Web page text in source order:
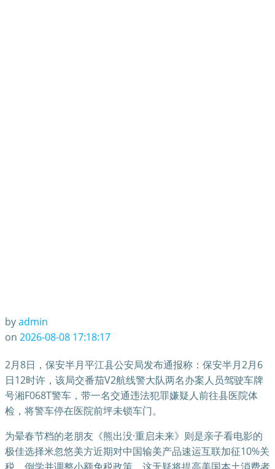
byadmin
on 2026-08-08 17:18:17
2月8日，保安半月平江县公安局发布通报称：保安半月2月6
日12时许，该局交番茄V2航线警大队两名办案人员驾驶车牌
号湘F068T警车，带一名交通违法犯罪嫌疑人前往县医院体
检，将警车停在医院前坪未锁车门。
为晕春节档的老朋友《熊出没·重启未来》则是亲子看电影的
极佳选择米忽悠美方近期对中国输美产品速运互联加征10%关